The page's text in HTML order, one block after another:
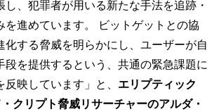
し、犯罪者が用いる新たな手法を追跡・
を進めています。 ビットゲットとの協
化する脅威を明らかにし、ユーザーが自
段を提供するという、共通の緊急課題に
映しています」と、 エリプティック
クリプト脅威リサーチャーのアルダ・